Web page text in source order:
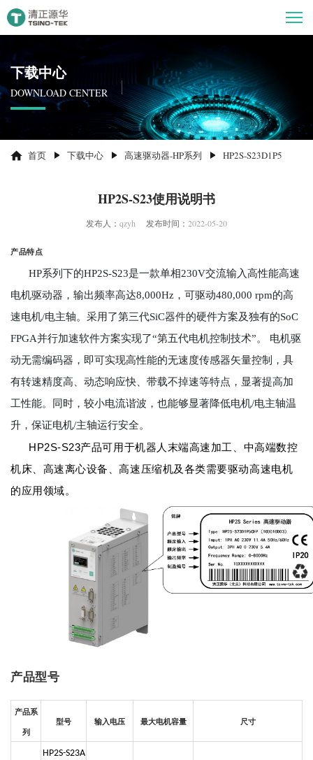
下载中心
DOWNLOAD CENTER
首页 下载中心 高速驱动器-HP系列 HP2S-S23D1P5
HP2S-S23使用说明书
发布人： qzyh 发布时间： 2022-05-20
产品特点
HP系列下的HP2S-S23是一款单相230V交流输入高性能高速
电机驱动器，输出频率高达8,000Hz，可驱动480,000 rpm的高
速电机/电主轴。采用了第三代SiC器件的硬件方案及独有的SoC
FPGA并行加速软件方案实现了“第五代电机控制技术”。 电机驱
动无需编码器，即可实现高性能的无速度传感器矢量控制，具
有转速精度高、动态响应快、带载不掉速等特点，显著提高加
工性能。同时，较小电流谐波，也能够显著降低电机/电主轴温
升，保证电机/主轴运行安全。
HP2S-S23产品可用于机器人末端高速加工、中高端数控
机床、高速离心设备、高速压缩机及各类需要驱动高速电机
的应用领域。
产品型号
产品系
列
型号 输入电压 最大电机容量 尺寸
HP2S-S23A